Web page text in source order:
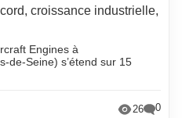
croissance industrielle,
Engines à
de-Seine) s’étend sur 15
26 0